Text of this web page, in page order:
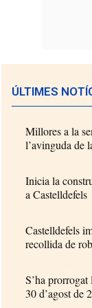
ÚLTIMES
Millores a la
l’avinguda de
Inicia la
a Castelldefels
Castelldefels
recollida de
S’ha
30 d’agost de